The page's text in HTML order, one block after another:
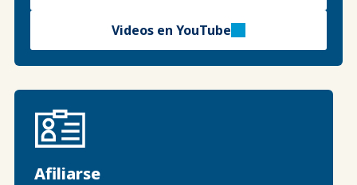
Videos en YouTube
Afiliarse